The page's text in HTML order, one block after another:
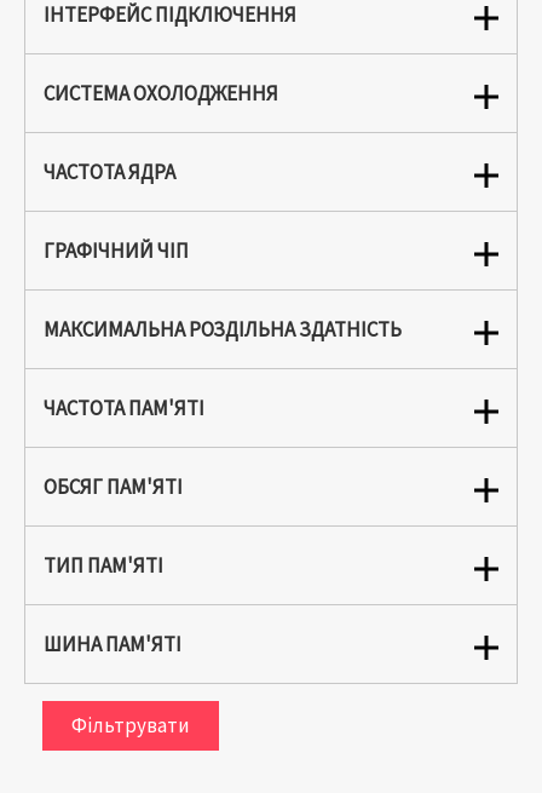
ІНТЕРФЕЙС ПІДКЛЮЧЕННЯ
СИСТЕМА ОХОЛОДЖЕННЯ
ЧАСТОТА ЯДРА
ГРАФІЧНИЙ ЧІП
МАКСИМАЛЬНА РОЗДІЛЬНА ЗДАТНІСТЬ
ЧАСТОТА ПАМ'ЯТІ
ОБСЯГ ПАМ'ЯТІ
ТИП ПАМ'ЯТІ
ШИНА ПАМ'ЯТІ
Фільтрувати